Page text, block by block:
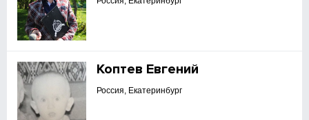
Коптев Евгений
Россия, Екатеринбург